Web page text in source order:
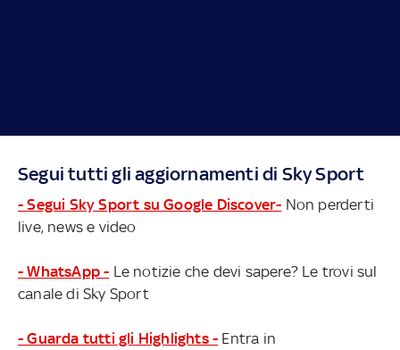
Segui tutti gli aggiornamenti di Sky Sport
- Segui Sky Sport su Google Discover- Non perderti
live, news e video
- WhatsApp - Le notizie che devi sapere? Le trovi sul
canale di Sky Sport
- Guarda tutti gli Highlights - Entra in